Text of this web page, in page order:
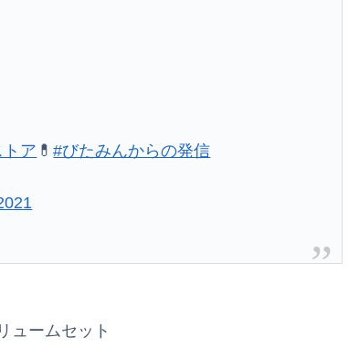
ア 💊#びたみんからの発信
ュームセット